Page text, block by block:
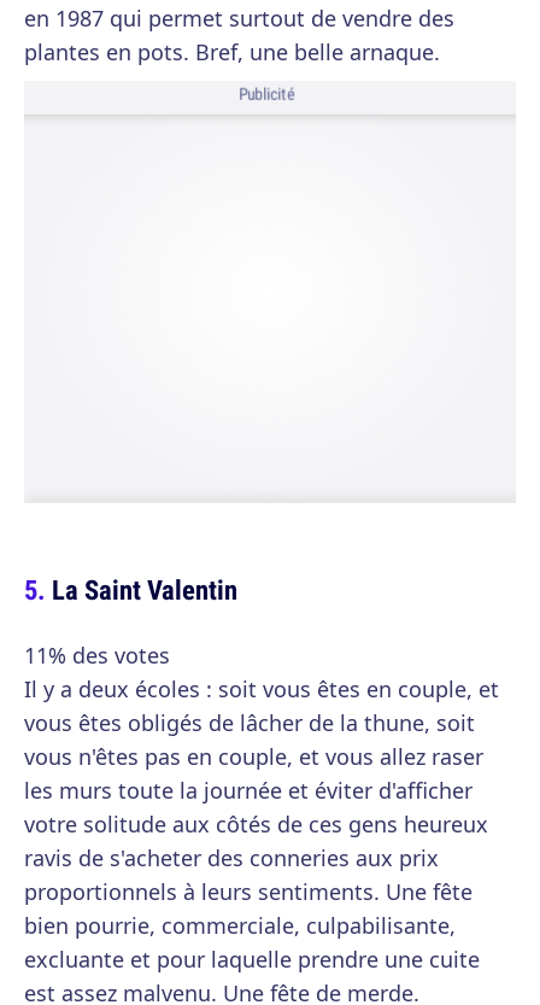
en 1987 qui permet surtout de vendre des
plantes en pots. Bref, une belle arnaque.
Publicité
La Saint Valentin
11% des votes
Il y a deux écoles : soit vous êtes en couple, et
vous êtes obligés de lâcher de la thune, soit
vous n'êtes pas en couple, et vous allez raser
les murs toute la journée et éviter d'afficher
votre solitude aux côtés de ces gens heureux
ravis de s'acheter des conneries aux prix
proportionnels à leurs sentiments. Une fête
bien pourrie, commerciale, culpabilisante,
excluante et pour laquelle prendre une cuite
est assez malvenu. Une fête de merde.